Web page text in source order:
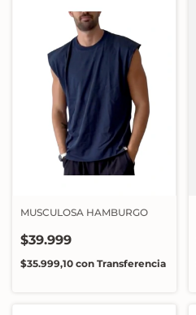
MUSCULOSA HAMBURGO
$39.999
$35.999,10 con Transferencia